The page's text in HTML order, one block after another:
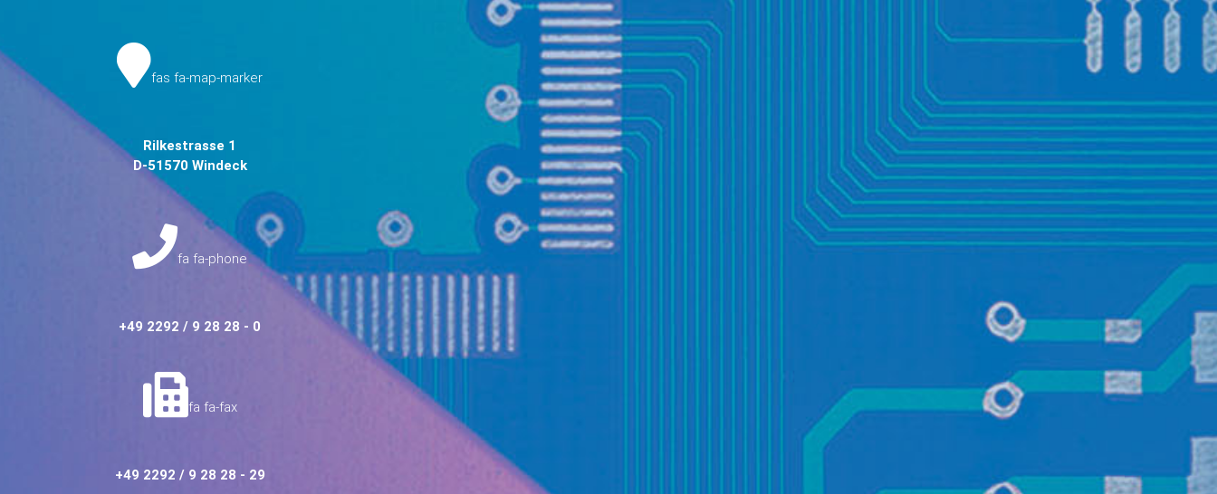
fas fa-map-marker
Rilkestrasse 1
D-51570 Windeck
fa fa-phone
+49 2292 / 9 28 28 - 0
fa fa-fax
+49 2292 / 9 28 28 - 29